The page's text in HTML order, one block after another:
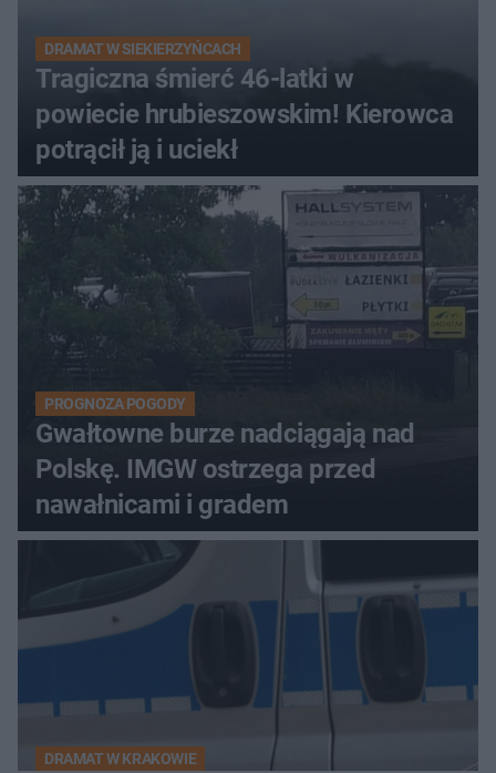
DRAMAT W SIEKIERZYŃCACH
Tragiczna śmierć 46-latki w
powiecie hrubieszowskim! Kierowca
potrącił ją i uciekł
PROGNOZA POGODY
Gwałtowne burze nadciągają nad
Polskę. IMGW ostrzega przed
nawałnicami i gradem
DRAMAT W KRAKOWIE